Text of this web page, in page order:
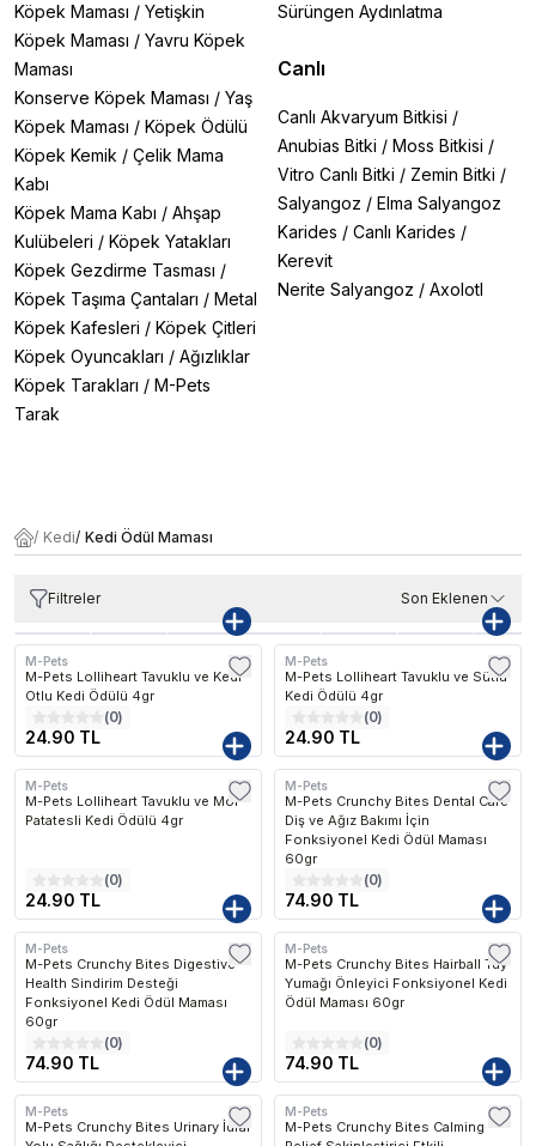
Köpek Maması / Yetişkin
Köpek Maması / Yavru Köpek
Maması
Konserve Köpek Maması / Yaş
Köpek Maması / Köpek Ödülü
Köpek Kemik / Çelik Mama
Kabı
Köpek Mama Kabı / Ahşap
Kulübeleri / Köpek Yatakları
Köpek Gezdirme Tasması /
Köpek Taşıma Çantaları / Metal
Köpek Kafesleri / Köpek Çitleri
Köpek Oyuncakları / Ağızlıklar
Köpek Tarakları / M-Pets
Tarak
Sürüngen Aydınlatma
Canlı
Canlı Akvaryum Bitkisi /
Anubias Bitki / Moss Bitkisi /
Vitro Canlı Bitki / Zemin Bitki /
Salyangoz / Elma Salyangoz
Karides / Canlı Karides /
Kerevit
Nerite Salyangoz / Axolotl
/ Kedi/ Kedi Ödül Maması
Filtreler Son Eklenen
Kargo Bedava
M-Pets
M-Pets Lolliheart Tavuklu ve Kedi
Otlu Kedi Ödülü 4gr
(0)
24.90 TL
Kargo Bedava
M-Pets
M-Pets Lolliheart Tavuklu ve Sütlü
Kedi Ödülü 4gr
(0)
24.90 TL
Kargo Bedava
M-Pets
M-Pets Lolliheart Tavuklu ve Mor
Patatesli Kedi Ödülü 4gr
(0)
24.90 TL
M-Pets
M-Pets Crunchy Bites Dental Care
Diş ve Ağız Bakımı İçin
Fonksiyonel Kedi Ödül Maması
60gr
(0)
74.90 TL
M-Pets
M-Pets Crunchy Bites Digestive
Health Sindirim Desteği
Fonksiyonel Kedi Ödül Maması
60gr
(0)
74.90 TL
M-Pets
M-Pets Crunchy Bites Hairball Tüy
Yumağı Önleyici Fonksiyonel Kedi
Ödül Maması 60gr
(0)
74.90 TL
M-Pets
M-Pets Crunchy Bites Urinary İdrar
M-Pets
M-Pets Crunchy Bites Calming